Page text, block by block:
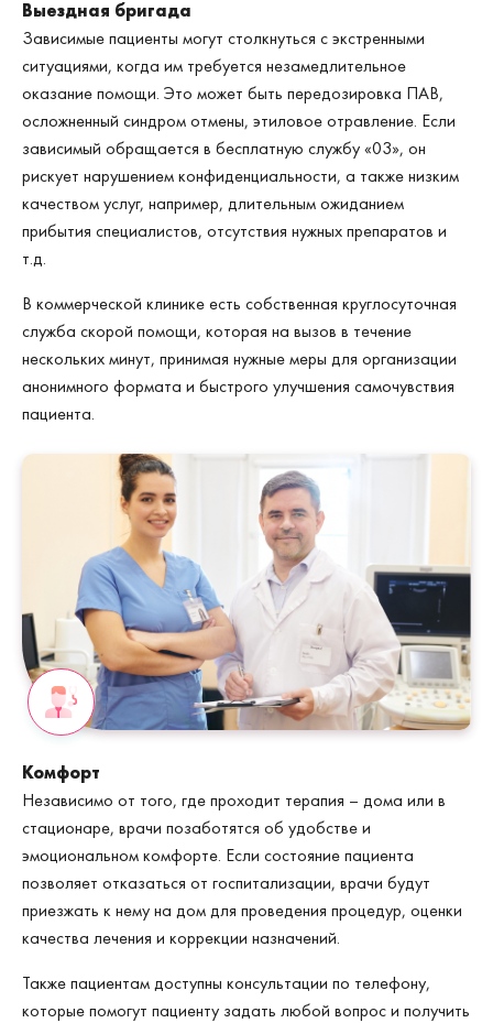
Выездная бригада
Зависимые пациенты могут столкнуться с экстренными
ситуациями, когда им требуется незамедлительное
оказание помощи. Это может быть передозировка ПАВ,
осложненный синдром отмены, этиловое отравление. Если
зависимый обращается в бесплатную службу «03», он
рискует нарушением конфиденциальности, а также низким
качеством услуг, например, длительным ожиданием
прибытия специалистов, отсутствия нужных препаратов и
т.д.
В коммерческой клинике есть собственная круглосуточная
служба скорой помощи, которая на вызов в течение
нескольких минут, принимая нужные меры для организации
анонимного формата и быстрого улучшения самочувствия
пациента.
Комфорт
Независимо от того, где проходит терапия – дома или в
стационаре, врачи позаботятся об удобстве и
эмоциональном комфорте. Если состояние пациента
позволяет отказаться от госпитализации, врачи будут
приезжать к нему на дом для проведения процедур, оценки
качества лечения и коррекции назначений.
Также пациентам доступны консультации по телефону,
которые помогут пациенту задать любой вопрос и получить